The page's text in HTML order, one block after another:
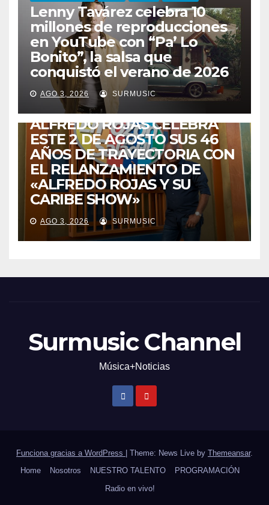
Lenny Tavárez celebra 10
millones de reproducciones
en YouTube con “Pa’ Lo
Bonito”, la salsa que
conquistó el verano de 2026
AGO 3, 2026 SURMUSIC
CABIMAS ENTRETENIMIENTO TALENTO ZULIANO
VENEZUELA
DE VUELTA A CASA:
ALFREDO ROJAS CELEBRA
ESTE 2 DE AGOSTO SUS 46
AÑOS DE TRAYECTORIA CON
EL RELANZAMIENTO DE
«ALFREDO ROJAS Y SU
CARIBE SHOW»
AGO 3, 2026 SURMUSIC
Surmusic Channel
Música+Noticias
Funciona gracias a WordPress Theme: News Live by Themeansar.
Home
Nosotros NUESTRO TALENTO
PROGRAMACIÓN
Radio en vivo!